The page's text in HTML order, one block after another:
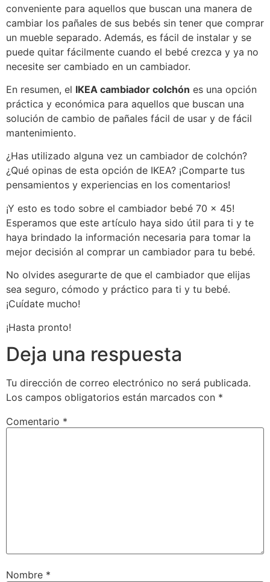
conveniente para aquellos que buscan una manera de
cambiar los pañales de sus bebés sin tener que comprar
un mueble separado. Además, es fácil de instalar y se
puede quitar fácilmente cuando el bebé crezca y ya no
necesite ser cambiado en un cambiador.
En resumen, el IKEA cambiador colchón es una opción
práctica y económica para aquellos que buscan una
solución de cambio de pañales fácil de usar y de fácil
mantenimiento.
¿Has utilizado alguna vez un cambiador de colchón?
¿Qué opinas de esta opción de IKEA? ¡Comparte tus
pensamientos y experiencias en los comentarios!
¡Y esto es todo sobre el cambiador bebé 70 x 45!
Esperamos que este artículo haya sido útil para ti y te
haya brindado la información necesaria para tomar la
mejor decisión al comprar un cambiador para tu bebé.
No olvides asegurarte de que el cambiador que elijas
sea seguro, cómodo y práctico para ti y tu bebé.
¡Cuídate mucho!
¡Hasta pronto!
Deja una respuesta
Tu dirección de correo electrónico no será publicada.
Los campos obligatorios están marcados con *
Comentario *
Nombre *